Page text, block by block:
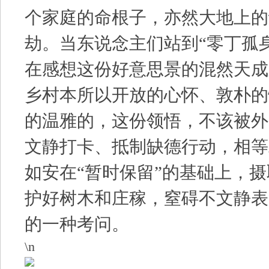
个家庭的命根子，亦然大地上
劫。当东说念主们站到“零丁孤
在感想这份好意思景的混然天
乡村本所以开放的心怀、敦朴
的温雅的，这份领悟，不该被
文静打卡、抵制缺德行动，相
如安在“暂时保留”的基础上，
护好树木和庄稼，窒碍不文静
的一种考问。
\n